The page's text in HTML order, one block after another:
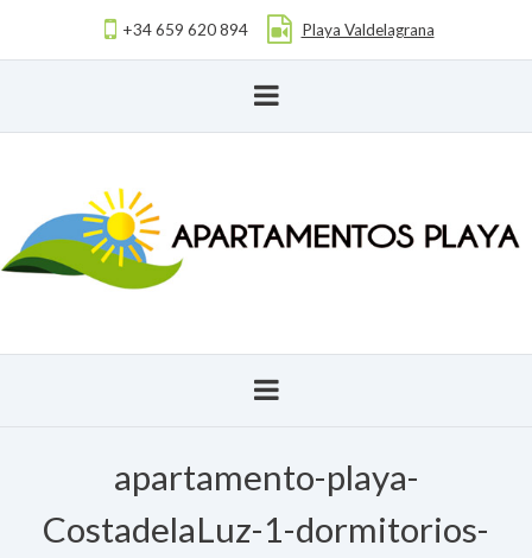
+34 659 620 894 Playa Valdelagrana
apartamento-playa-
CostadelaLuz-1-dormitorios-